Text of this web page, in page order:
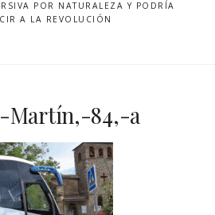
POR NATURALEZA Y PODRÍA
A LA REVOLUCIÓN
Martín,-84,-a